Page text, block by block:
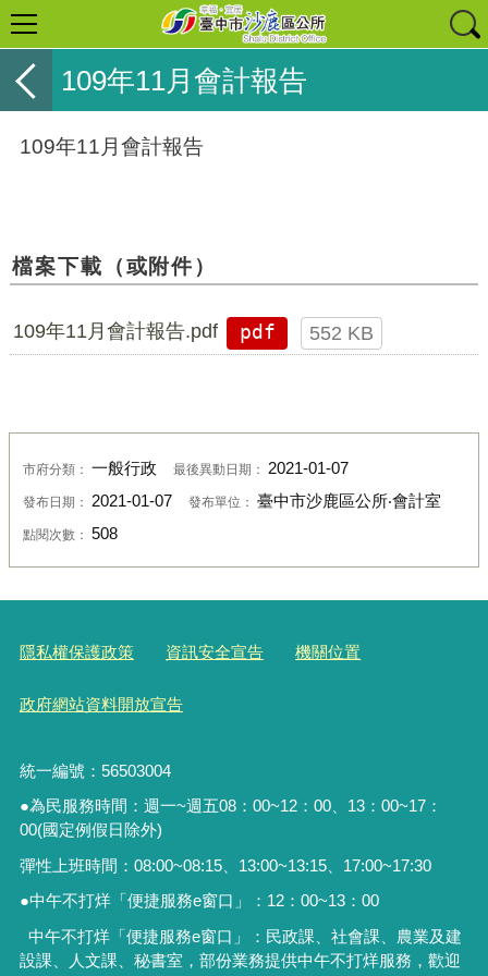
109年11月會計報告
109年11月會計報告
檔案下載（或附件）
109年11月會計報告.pdf pdf 552 KB
市府分類： 一般行政 最後異動日期： 2021-01-07
發布日期： 2021-01-07 發布單位： 臺中市沙鹿區公所‧會計室
點閱次數： 508
隱私權保護政策 資訊安全宣告 機關位置
政府網站資料開放宣告
統一編號：56503004
●為民服務時間：週一~週五08：00~12：00、13：00~17：
00(國定例假日除外)
彈性上班時間：08:00~08:15、13:00~13:15、17:00~17:30
●中午不打烊「便捷服務e窗口」： 12： 00~13： 00
中午不打烊「便捷服務e窗口」：民政課、社會課、農業及建
設課、人文課、秘書室， 部份業務提供中午不打烊服務 ，歡迎